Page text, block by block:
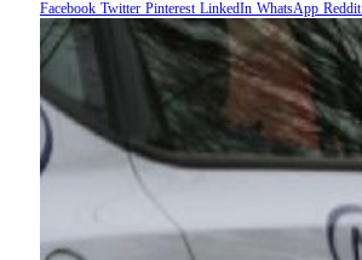
Facebook Twitter Pinterest LinkedIn WhatsApp Reddit